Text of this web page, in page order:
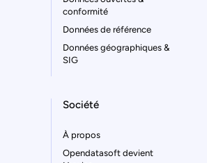
conformité
Données de référence
Données géographiques &
SIG
Société
À propos
Opendatasoft devient